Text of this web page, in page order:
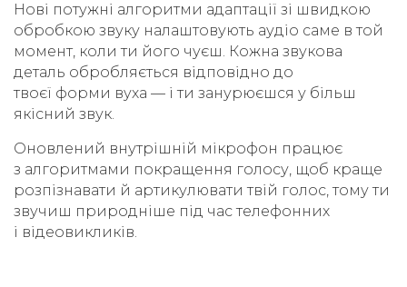
Нові потужні алгоритми адаптації зі швидкою
обробкою звуку налаштовують аудіо саме в той
момент, коли ти його чуєш. Кожна звукова
деталь обробляється відповідно до
твоєї форми вуха — і ти занурюєшся у більш
якісний звук.
Оновлений внутрішній мікрофон працює
з алгоритмами покращення голосу, щоб краще
розпізнавати й артикулювати твій голос, тому ти
звучиш природніше під час телефонних
і відеовикликів.